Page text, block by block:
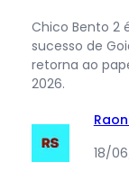
Chico Bento 2
sucesso de
retorna ao
2026.
18/